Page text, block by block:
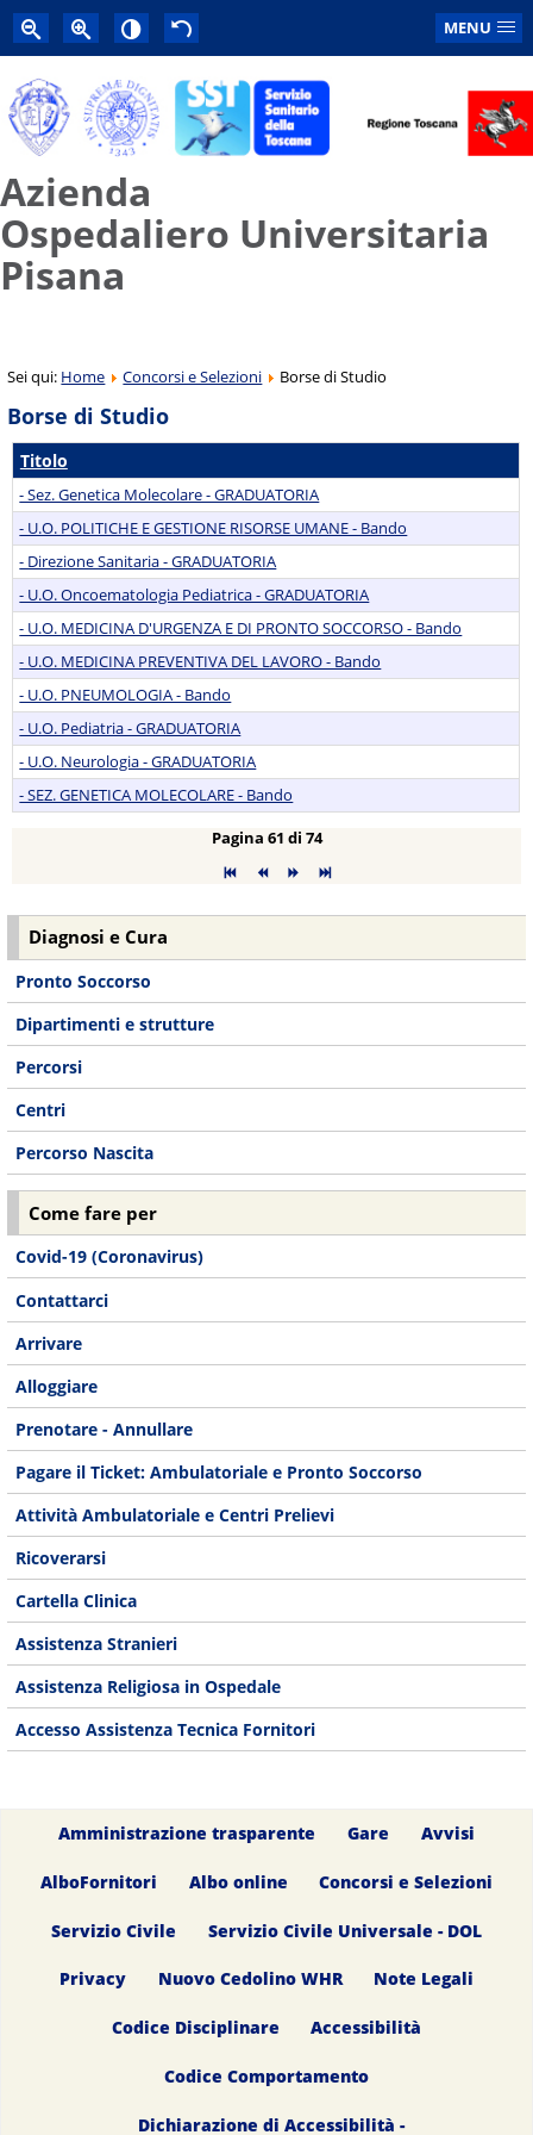
MENU
Azienda
Ospedaliero Universitaria
Pisana
Sei qui: Home Concorsi e Selezioni Borse di Studio
Borse di Studio
Titolo
- Sez. Genetica Molecolare - GRADUATORIA
- U.O. POLITICHE E GESTIONE RISORSE UMANE - Bando
- Direzione Sanitaria - GRADUATORIA
- U.O. Oncoematologia Pediatrica - GRADUATORIA
- U.O. MEDICINA D'URGENZA E DI PRONTO SOCCORSO - Bando
- U.O. MEDICINA PREVENTIVA DEL LAVORO - Bando
- U.O. PNEUMOLOGIA - Bando
- U.O. Pediatria - GRADUATORIA
- U.O. Neurologia - GRADUATORIA
- SEZ. GENETICA MOLECOLARE - Bando
Pagina 61 di 74
Diagnosi e Cura
Pronto Soccorso
Dipartimenti e strutture
Percorsi
Centri
Percorso Nascita
Come fare per
Covid-19 (Coronavirus)
Contattarci
Arrivare
Alloggiare
Prenotare - Annullare
Pagare il Ticket: Ambulatoriale e Pronto Soccorso
Attività Ambulatoriale e Centri Prelievi
Ricoverarsi
Cartella Clinica
Assistenza Stranieri
Assistenza Religiosa in Ospedale
Accesso Assistenza Tecnica Fornitori
Amministrazione trasparente Gare Avvisi
AlboFornitori Albo online Concorsi e Selezioni
Servizio Civile Servizio Civile Universale - DOL
Privacy Nuovo Cedolino WHR Note Legali
Codice Disciplinare Accessibilità
Codice Comportamento
Dichiarazione di Accessibilità -